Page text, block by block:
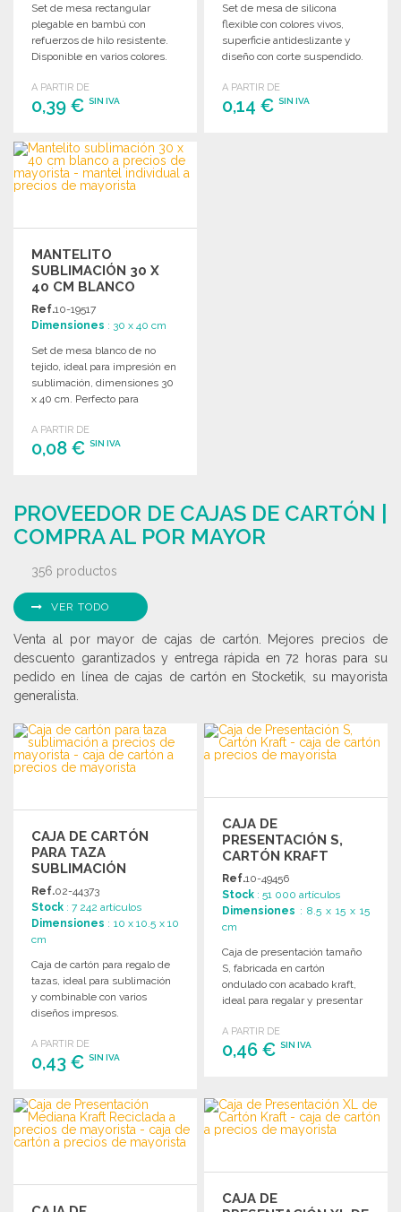
Set de mesa rectangular
plegable en bambú con
refuerzos de hilo resistente.
Disponible en varios colores.
A PARTIR DE
0,39 € SIN IVA
PEDIR
Solicitar un presupuesto
Set de mesa de silicona
flexible con colores vivos,
superficie antideslizante y
diseño con corte suspendido.
A PARTIR DE
0,14 €SIN IVA
MANTELITO
SUBLIMACIÓN 30 X
40 CM BLANCO
Ref.10-19517
Dimensiones : 30 x 40 cm
Set de mesa blanco de no
tejido, ideal para impresión en
sublimación, dimensiones 30
x 40 cm. Perfecto para
A PARTIR DE
0,08 € SIN IVA
Solicitar un presupuesto
PROVEEDOR DE CAJAS DE CARTÓN |
COMPRA AL POR MAYOR
356 productos
VER TODO
Venta al por mayor de cajas de cartón. Mejores precios de
descuento garantizados y entrega rápida en 72 horas para su
pedido en línea de cajas de cartón en Stocketik, su mayorista
generalista.
CAJA DE CARTÓN
PARA TAZA
SUBLIMACIÓN
Ref.02-44373
Stock : 7 242 artículos
Dimensiones : 10 x 10.5 x 10
cm
Caja de cartón para regalo de
tazas, ideal para sublimación
y combinable con varios
diseños impresos.
A PARTIR DE
0,43 € SIN IVA
PEDIR
Solicitar un presupuesto
CAJA DE
PRESENTACIÓN S,
CARTÓN KRAFT
Ref.10-49456
Stock : 51 000 artículos
Dimensiones : 8.5 x 15 x 15
cm
Caja de presentación tamaño
S, fabricada en cartón
ondulado con acabado kraft,
ideal para regalar y presentar
A PARTIR DE
0,46 €SIN IVA
Solicitar un presupuesto
CAJA DE